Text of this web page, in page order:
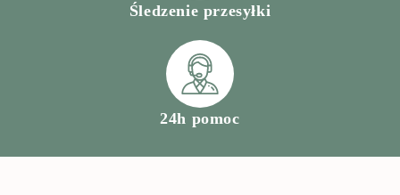
Śledzenie przesyłki
24h pomoc